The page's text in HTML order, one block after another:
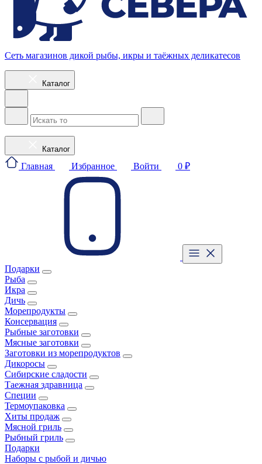
Сеть магазинов дикой рыбы, икры и таёжных деликатесов
Каталог
Каталог
Главная Избранное Войти 0 ₽
Подарки
Рыба
Икра
Дичь
Морепродукты
Консервация
Рыбные заготовки
Мясные заготовки
Заготовки из морепродуктов
Дикоросы
Сибирские сладости
Таежная здравница
Специи
Термоупаковка
Хиты продаж
Мясной гриль
Рыбный гриль
Подарки
Наборы с рыбой и дичью